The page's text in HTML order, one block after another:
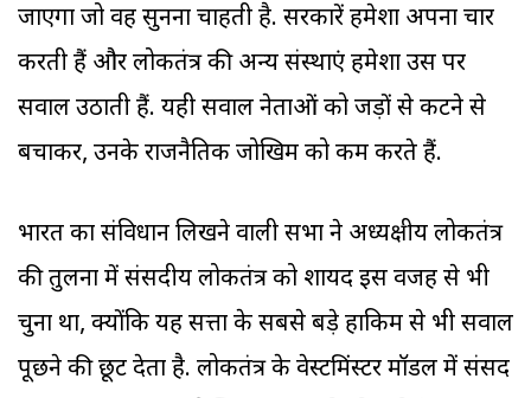
जाएगा जो वह सुनना चाहती है. सरकारें हमेशा अपना प्रचार
करती हैं और लोकतंत्र की अन्य संस्थाएं हमेशा उस पर
सवाल उठाती हैं. यही सवाल नेताओं को जड़ों से कटने से
बचाकर, उनके राजनैतिक जोखिम को कम करते हैं.
भारत का संविधान लिखने वाली सभा ने अध्यक्षीय लोकतंत्र
की तुलना में संसदीय लोकतंत्र को शायद इस वजह से भी
चुना था, क्योंकि यह सत्ता के सबसे बड़े हाकिम से भी सवाल
पूछने की छूट देता है. लोकतंत्र के वेस्टमिंस्टर मॉडल में संसद